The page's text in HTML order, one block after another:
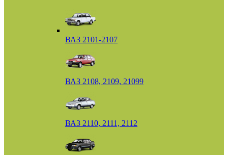
ВАЗ 2101-2107
ВАЗ 2108, 2109, 21099
ВАЗ 2110, 2111, 2112